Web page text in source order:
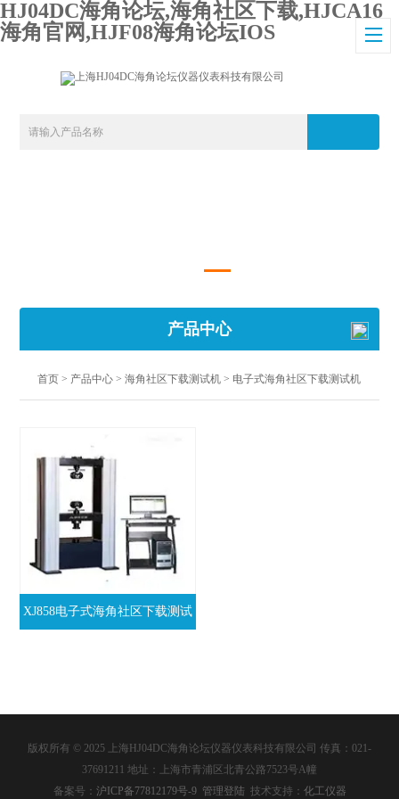
HJ04DC海角论坛,海角社区下载,HJCA16
海角官网,HJF08海角论坛IOS
产品中心
首页 > 产品中心 >海角社区下载测试机 > 电子式海角社区下载测试机
XJ858电子式海角社区下载测试
版权所有 © 2025 上海HJ04DC海角论坛仪器仪表科技有限公司 传真：021-
37691211 地址：上海市青浦区北青公路7523号A幢
备案号： 沪ICP备77812179号-9 管理登陆 技术支持： 化工仪器